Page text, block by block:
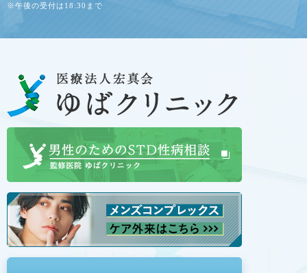
※午後の受付は18:30まで